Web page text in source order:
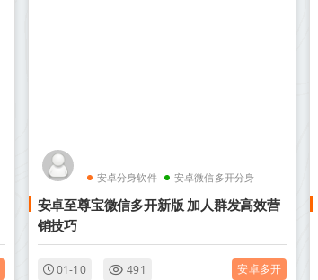
安卓分身软件 安卓微信多开分身
安卓至尊宝微信多开新版 加人群发高效营
销技巧
01-10 491 安卓多开